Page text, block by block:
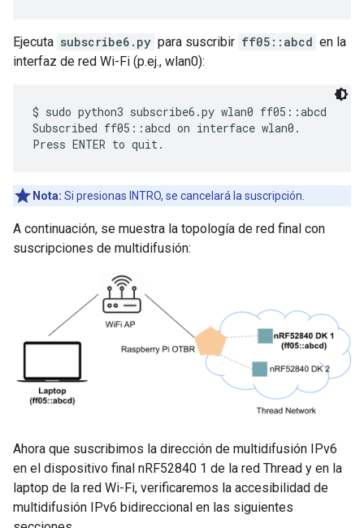
Ejecuta subscribe6.py para suscribir ff05::abcd en la
interfaz de red Wi-Fi (p.ej., wlan0):
$ sudo python3 subscribe6.py wlan0 ff05::abcd
Subscribed ff05::abcd on interface wlan0.
Nota: Si presionas INTRO, se cancelará la suscripción.
A continuación, se muestra la topología de red final con
suscripciones de multidifusión:
Ahora que suscribimos la dirección de multidifusión IPv6
en el dispositivo final nRF52840 1 de la red Thread y en la
laptop de la red Wi-Fi, verificaremos la accesibilidad de
multidifusión IPv6 bidireccional en las siguientes